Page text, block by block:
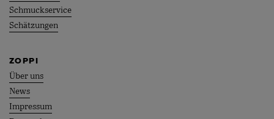
Schmuckservice
Schätzungen
ZOPPI
Über uns
News
Impressum